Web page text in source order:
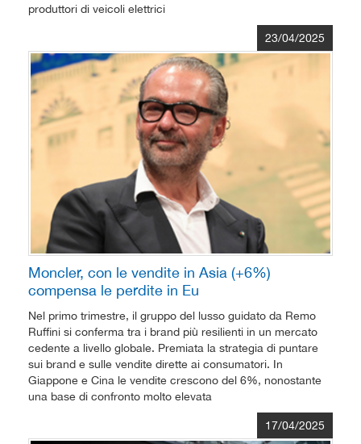
produttori di veicoli elettrici
23/04/2025
Moncler, con le vendite in Asia (+6%)
compensa le perdite in Eu
Nel primo trimestre, il gruppo del lusso guidato da Remo
Ruffini si conferma tra i brand più resilienti in un mercato
cedente a livello globale. Premiata la strategia di puntare
sui brand e sulle vendite dirette ai consumatori. In
Giappone e Cina le vendite crescono del 6%, nonostante
una base di confronto molto elevata
17/04/2025